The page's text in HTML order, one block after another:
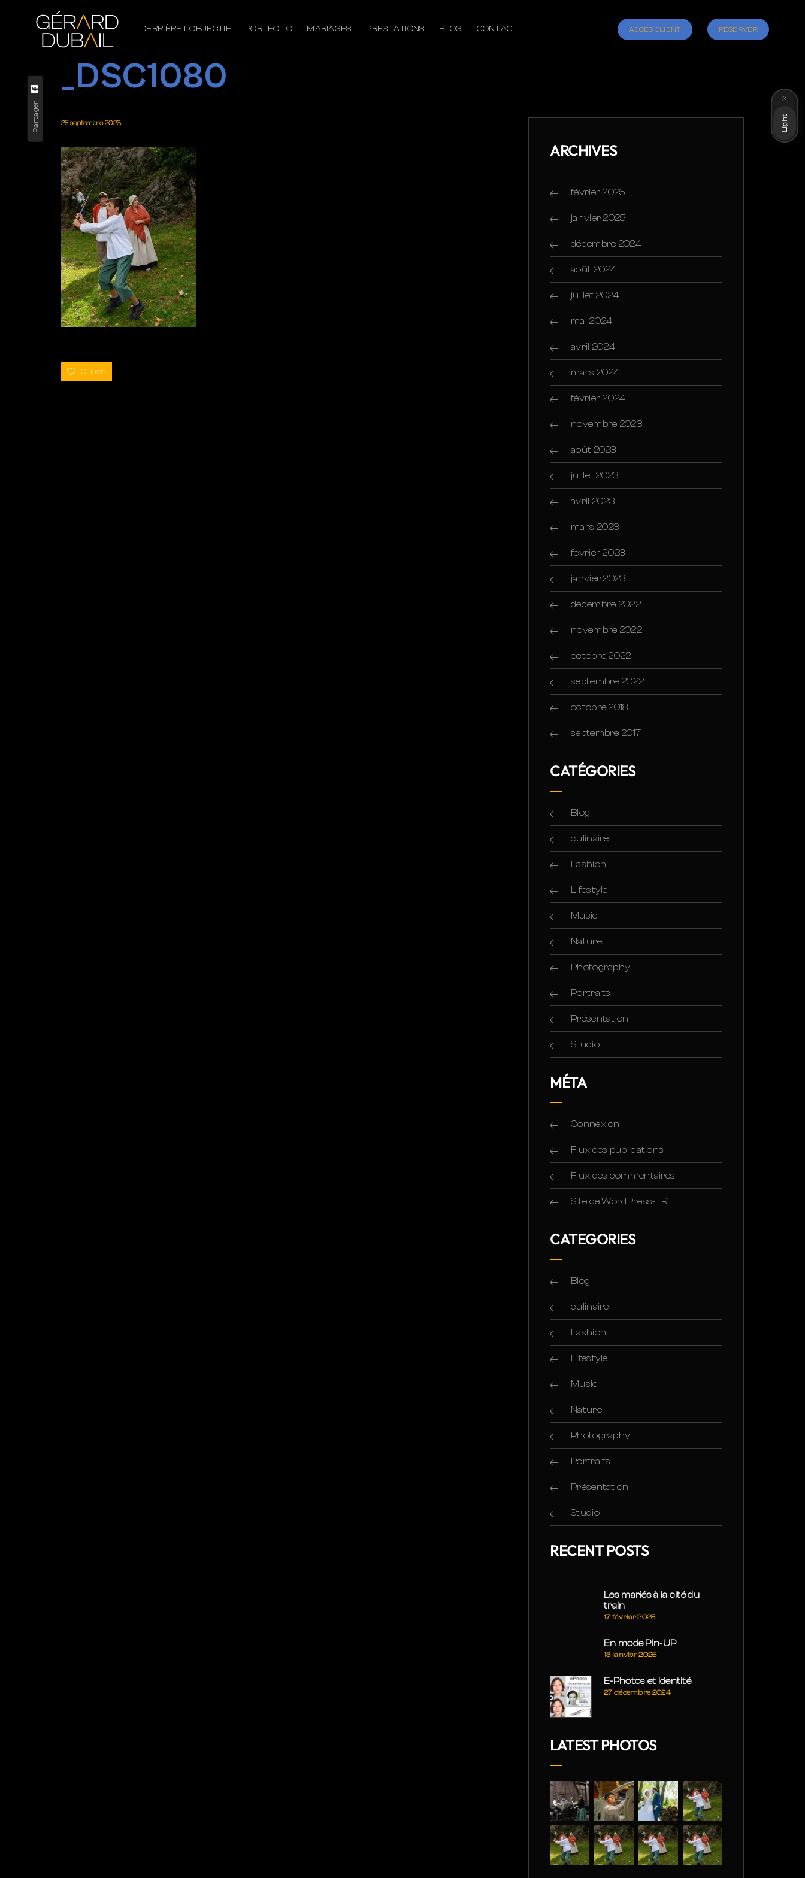
DERRIÈRE L’OBJECTIF PORTFOLIO MARIAGES PRESTATIONS BLOG CONTACT ACCÈS CLIENT RÉSERVER
_DSC1080
Partager 25 septembre 2023
0 likes
ARCHIVES
février 2025
janvier 2025
décembre 2024
août 2024
juillet 2024
mai 2024
avril 2024
mars 2024
février 2024
novembre 2023
août 2023
juillet 2023
avril 2023
mars 2023
février 2023
janvier 2023
décembre 2022
novembre 2022
octobre 2022
septembre 2022
octobre 2018
septembre 2017
CATÉGORIES
Blog
culinaire
Fashion
Lifestyle
Music
Nature
Photography
Portraits
Présentation
Studio
MÉTA
Connexion
Flux des publications
Flux des commentaires
Site de WordPress-FR
CATEGORIES
Blog
culinaire
Fashion
Lifestyle
Music
Nature
Photography
Portraits
Présentation
Studio
RECENT POSTS
Les mariés à la cité du
train
17 février 2025
En mode Pin-UP
13 janvier 2025
E-Photos et Identité
27 décembre 2024
LATEST PHOTOS
Light
Dark